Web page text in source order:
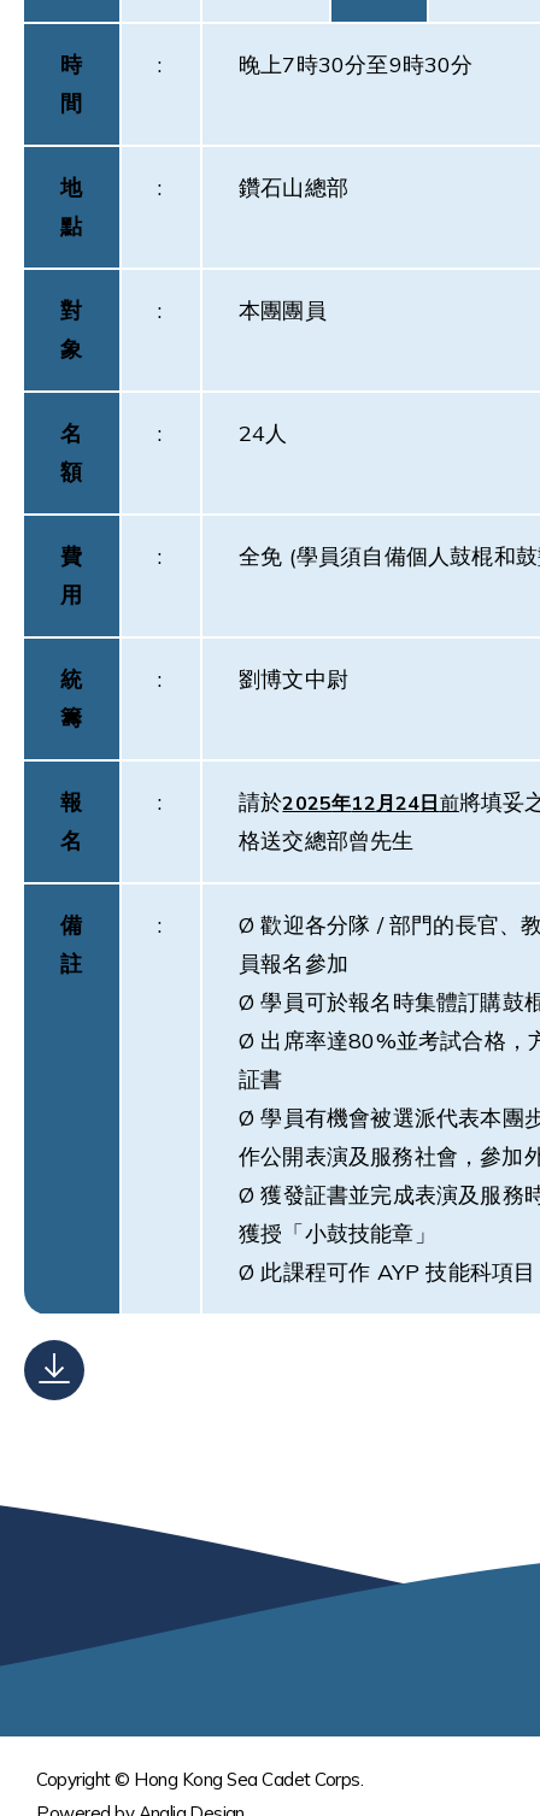
時
間
: 晚上7時30分至9時30分
地
點
: 鑽石山總部
對
象
: 本團團員
名
額
: 24人
費
用
: 全免 (學員須自備個人鼓棍和
統
籌
: 劉博文中尉
報
名
: 請於2025年12月24日前將填妥
格送交總部曾先生
備
註
:
Ø 歡迎各分隊 / 部門的長官、
員報名參加
Ø 學員可於報名時集體訂購鼓
Ø 出席率達80%並考試合格，
証書
Ø 學員有機會被選派代表本團
作公開表演及服務社會，參加
Ø 獲發証書並完成表演及服務
獲授「小鼓技能章」
Ø 此課程可作 AYP 技能科項目
Copyright © Hong Kong Sea Cadet Corps.